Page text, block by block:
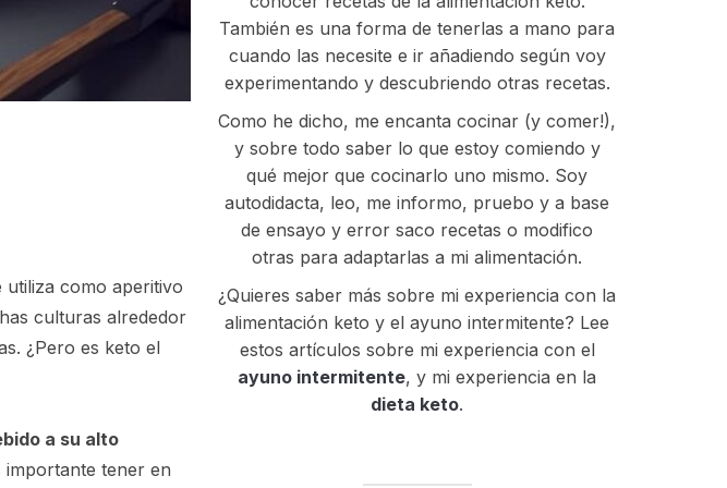
utiliza como aperitivo
culturas alrededor
¿Pero es keto el
a su alto
importante tener en
También es una forma de tenerlas a mano para
cuando las necesite e ir añadiendo según voy
experimentando y descubriendo otras recetas.
Como he dicho, me encanta cocinar (y comer!),
y sobre todo saber lo que estoy comiendo y
qué mejor que cocinarlo uno mismo. Soy
autodidacta, leo, me informo, pruebo y a base
de ensayo y error saco recetas o modifico
otras para adaptarlas a mi alimentación.
¿Quieres saber más sobre mi experiencia con la
alimentación keto y el ayuno intermitente? Lee
estos artículos sobre mi experiencia con el
ayuno intermitente, y mi experiencia en la
dieta keto.